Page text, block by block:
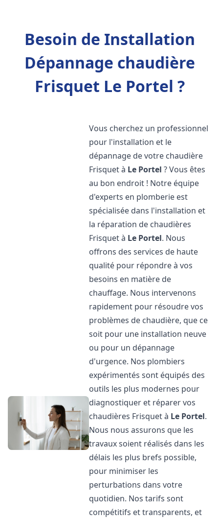
Besoin de Installation
Dépannage chaudière
Frisquet Le Portel ?
Vous cherchez un professionnel
pour l'installation et le
dépannage de votre chaudière
Frisquet à Le Portel ? Vous êtes
au bon endroit ! Notre équipe
d'experts en plomberie est
spécialisée dans l'installation et
la réparation de chaudières
Frisquet à Le Portel. Nous
offrons des services de haute
qualité pour répondre à vos
besoins en matière de
chauffage. Nous intervenons
rapidement pour résoudre vos
problèmes de chaudière, que ce
soit pour une installation neuve
ou pour un dépannage
d'urgence. Nos plombiers
expérimentés sont équipés des
outils les plus modernes pour
diagnostiquer et réparer vos
chaudières Frisquet à Le Portel.
Nous nous assurons que les
travaux soient réalisés dans les
délais les plus brefs possible,
pour minimiser les
perturbations dans votre
quotidien. Nos tarifs sont
compétitifs et transparents, et